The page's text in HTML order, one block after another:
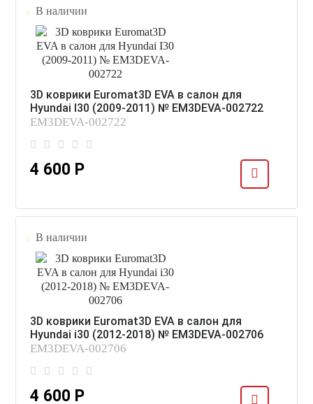
В наличии
3D коврики Euromat3D EVA в салон для
Hyundai I30 (2009-2011) № EM3DEVA-002722
EM3DEVA-002722
4 600 Р
В наличии
3D коврики Euromat3D EVA в салон для
Hyundai i30 (2012-2018) № EM3DEVA-002706
EM3DEVA-002706
4 600 Р